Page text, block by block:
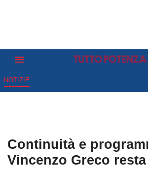
NOTIZIE
Continuità e
Vincenzo Greco resta